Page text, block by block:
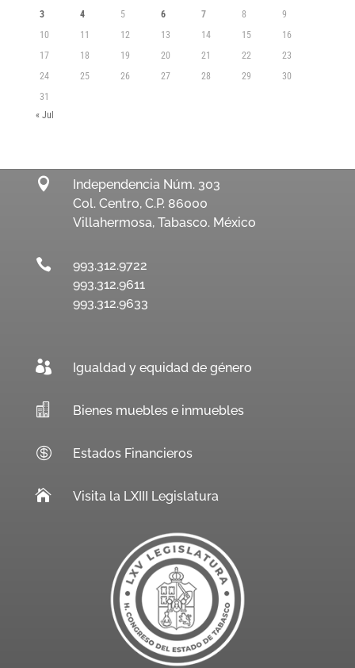
3
4 5 6 7 8
9
10
11 12 13 14 15
16
17
18 19 20 21 22
23
24
25 26 27 28 29
30
31
« Jul

Independencia Núm. 303
Col. Centro, C.P. 86000
Villahermosa, Tabasco. México

993.312.9722
993.312.9611
993.312.9633
 Igualdad y equidad de género
 Bienes muebles e inmuebles
 Estados Financieros
 Visita la LXIII Legislatura